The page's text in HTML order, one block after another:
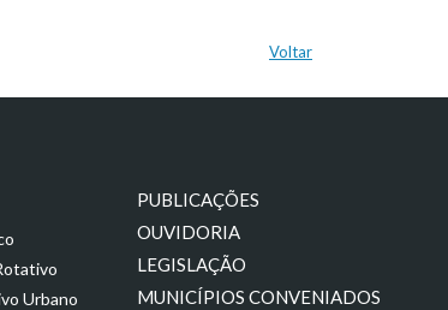
Voltar
Urbano
PUBLICAÇÕES
OUVIDORIA
LEGISLAÇÃO
MUNICÍPIOS CONVENIADOS